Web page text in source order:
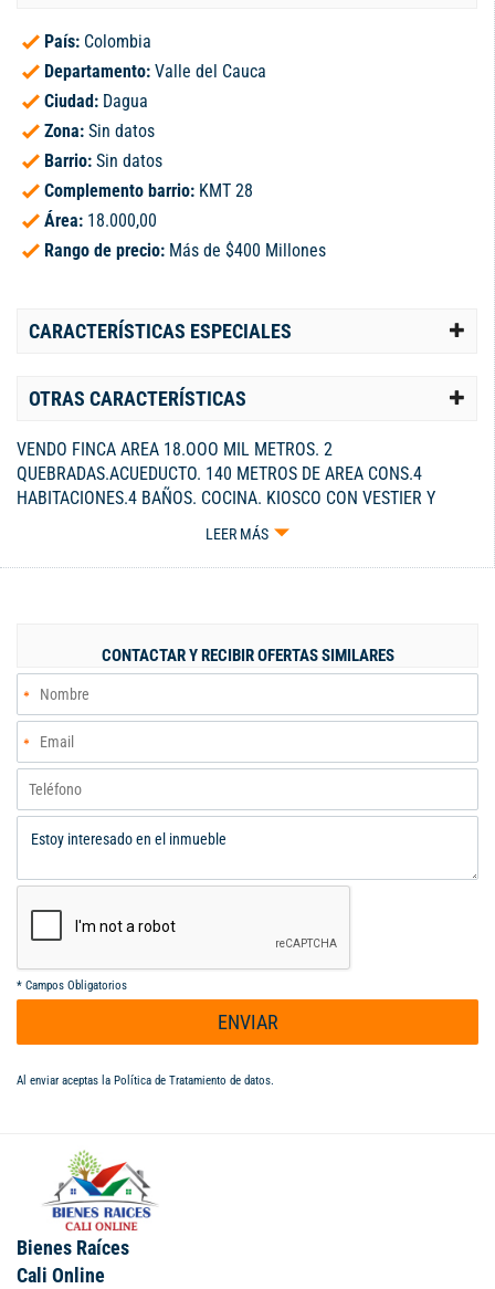
País: Colombia
Departamento: Valle del Cauca
Ciudad: Dagua
Zona: Sin datos
Barrio: Sin datos
Complemento barrio: KMT 28
Área: 18.000,00
Rango de precio: Más de $400 Millones
CARACTERÍSTICAS ESPECIALES
OTRAS CARACTERÍSTICAS
VENDO FINCA AREA 18.OOO MIL METROS. 2
QUEBRADAS.ACUEDUCTO. 140 METROS DE AREA CONS.4
HABITACIONES.4 BAÑOS. COCINA. KIOSCO CON VESTIER Y
BAÑO.PISCINA Y CHORRERA.SITIO PARA FOGATA. MÁS DEL 60
FRIJOL PLÁTANO LECHUGA, ETC. Y UNA RAMADA PARA OVEJAS
LEER MÁS
CONTACTAR Y RECIBIR OFERTAS SIMILARES
* Campos Obligatorios
ENVIAR
Al enviar aceptas la Política de Tratamiento de datos.
Bienes Raíces
Cali Online